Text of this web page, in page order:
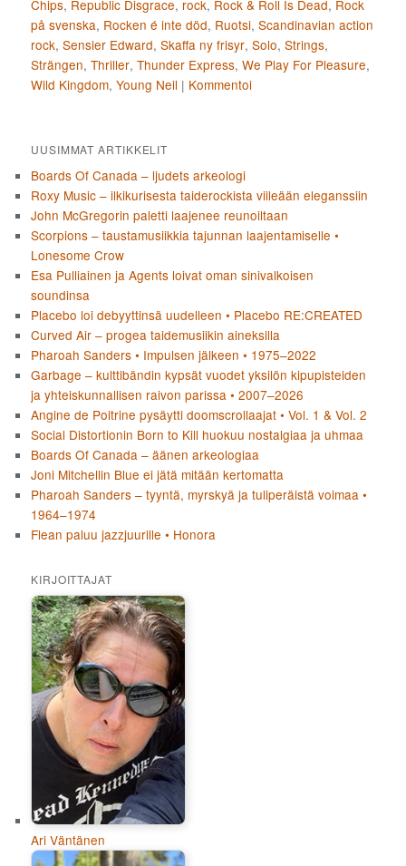
Chips, Republic Disgrace, rock, Rock & Roll Is Dead, Rock
på svenska, Rocken é inte död, Ruotsi,Scandinavian action
rock,Sensier Edward,Skaffa ny frisyr,Solo,Strings,
Strängen,Thriller,Thunder Express,We Play For Pleasure,
Wild Kingdom,Young Neil | Kommentoi
UUSIMMAT ARTIKKELIT
Boards Of Canada – ljudets arkeologi
Roxy Music – ilkikurisesta taiderockista viileään eleganssiin
John McGregorin paletti laajenee reunoiltaan
Scorpions – taustamusiikkia tajunnan laajentamiselle •
Lonesome Crow
Esa Pulliainen ja Agents loivat oman sinivalkoisen
soundinsa
Placebo loi debyyttinsä uudelleen • Placebo RE:CREATED
Curved Air – progea taidemusiikin aineksilla
Pharoah Sanders • Impulsen jälkeen • 1975–2022
Garbage – kulttibändin kypsät vuodet yksilön kipupisteiden
ja yhteiskunnallisen raivon parissa • 2007–2026
Angine de Poitrine pysäytti doomscrollaajat • Vol. 1 & Vol. 2
Social Distortionin Born to Kill huokuu nostalgiaa ja uhmaa
Boards Of Canada – äänen arkeologiaa
Joni Mitchellin Blue ei jätä mitään kertomatta
Pharoah Sanders – tyyntä, myrskyä ja tuliperäistä voimaa •
1964–1974
Flean paluu jazzjuurille • Honora
KIRJOITTAJAT
Ari Väntänen